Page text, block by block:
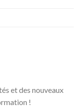
et des nouveaux
!